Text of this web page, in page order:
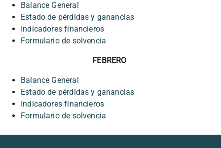
Balance General
Estado de pérdidas y ganancias
Indicadores financieros
Formulario de solvencia
FEBRERO
Balance General
Estado de pérdidas y ganancias
Indicadores financieros
Formulario de solvencia